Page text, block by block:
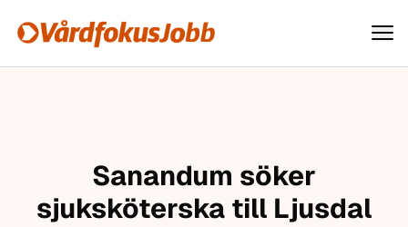
Hoppa till innehåll
Vårdfokusjobb
Sanandum söker
sjuksköterska till Ljusdal